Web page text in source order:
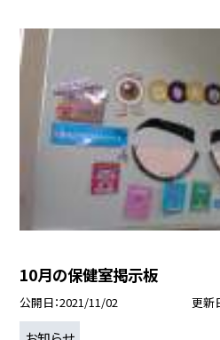
10月の保健室掲示板
公開日 2021/11/02 更新